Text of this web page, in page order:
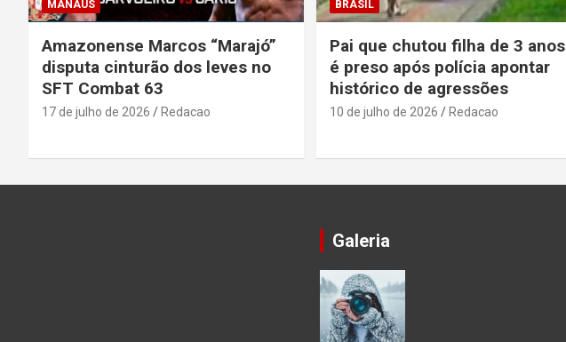
MANAUS
Amazonense Marcos “Marajó”
disputa cinturão dos leves no
SFT Combat 63
17 de julho de 2026 Redacao
BRASIL
Pai que chutou filha de 3 anos
é preso após polícia apontar
histórico de agressões
10 de julho de 2026 Redacao
Galeria